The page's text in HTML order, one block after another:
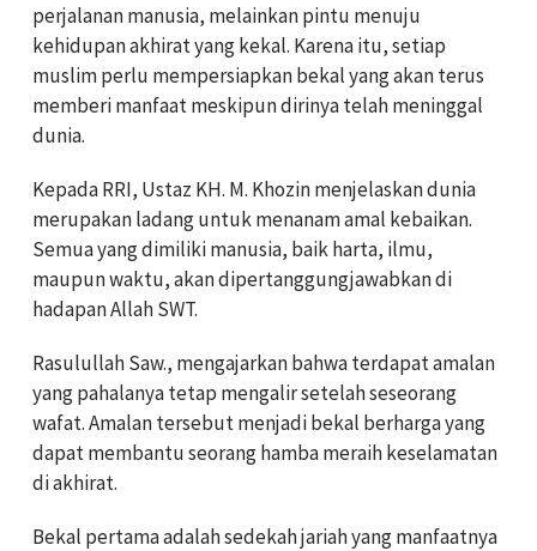
perjalanan manusia, melainkan pintu menuju
kehidupan akhirat yang kekal. Karena itu, setiap
muslim perlu mempersiapkan bekal yang akan terus
memberi manfaat meskipun dirinya telah meninggal
dunia.
Kepada RRI, Ustaz KH. M. Khozin menjelaskan dunia
merupakan ladang untuk menanam amal kebaikan.
Semua yang dimiliki manusia, baik harta, ilmu,
maupun waktu, akan dipertanggungjawabkan di
hadapan Allah SWT.
Rasulullah Saw., mengajarkan bahwa terdapat amalan
yang pahalanya tetap mengalir setelah seseorang
wafat. Amalan tersebut menjadi bekal berharga yang
dapat membantu seorang hamba meraih keselamatan
di akhirat.
Bekal pertama adalah sedekah jariah yang manfaatnya